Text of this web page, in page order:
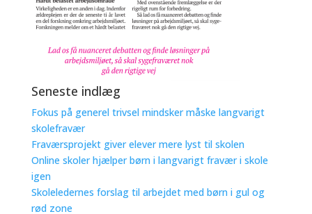
Seneste indlæg
Fokus på generel trivsel mindsker måske langvarigt
skolefravær
Fraværsprojekt giver elever mere lyst til skolen
Online skoler hjælper børn i langvarigt fravær i skole
igen
Skoleledernes forslag til arbejdet med børn i gul og
rød zone